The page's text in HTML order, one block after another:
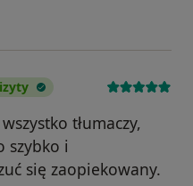
tłumaczy,
szybko i
się zaopiekowany.